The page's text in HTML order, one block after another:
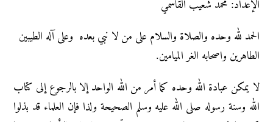
الإعداد: محمد شعيب القاسمي
الحمد لله وحده والصلاة والسلام على من لا نبي بعده وعلى آله الطيبين
الطاهرين واصحابه الغر الميامين.
لا يمكن عبادة الله وحده كما أمر من الله الواحد إلا بالرجوع إلى كتاب
الله وسنة رسوله صلى الله عليه وسلم الصحيحة ولذا فإن العلماء قد بذلوا